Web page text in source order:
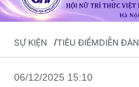
SỰ KIỆN /TIÊU ĐIỂMDIỄN ĐÀN
06/12/2025 15:10